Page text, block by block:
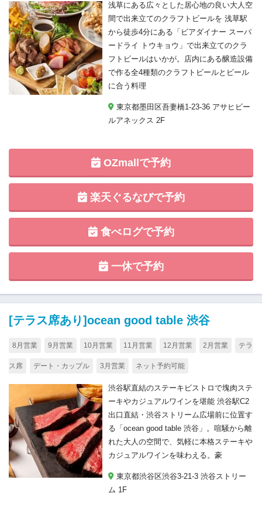
浅草にある広々とした居心地の良い大人空
間で出来立てのクラフトビールを 浅草駅
から徒歩4分にある「ビアダイナー スーパ
ードライ トウキョウ」で出来立てのクラ
フトビールはいかが。店内にある醸造設備
で作る全4種類のクラフトビールとビール
に合う料理
東京都墨田区吾妻橋1-23-36 アサヒビー
ルアネックス 2F
OZmallで予約
楽天ぐるなびで予約
食べログで予約
一休で予約
[テラス席あり]ocean good table 渋谷
8月営業 9月営業 10月営業 11月営業 12月営業 2月営業 テラ
ス席 デート・カップル 3月営業 ネット予約可能
渋谷駅直結のステーキビストロで塊肉ステ
ーキやカジュアルワインを堪能 渋谷駅C2
出口直結・渋谷ストリーム広場前に位置す
る「ocean good table 渋谷」。喧騒から離
れた大人の空間で、気軽に本格ステーキや
カジュアルワインを味わえる。豪
東京都渋谷区渋谷3-21-3 渋谷ストリー
ム 1F